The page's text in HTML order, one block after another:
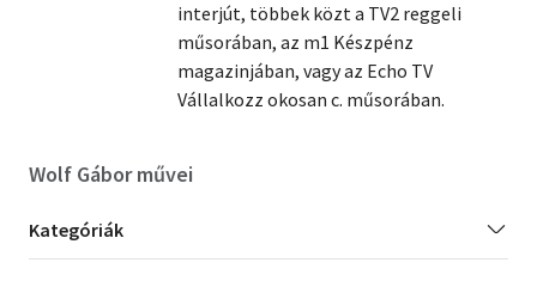
interjút, többek közt a TV2 reggeli
műsorában, az m1 Készpénz
magazinjában, vagy az Echo TV
Vállalkozz okosan c. műsorában.
Wolf Gábor művei
Kategória
szűrés
Kategóriák